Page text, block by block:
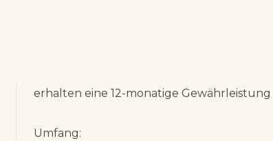
erhalten eine 12-monatige
Umfang: